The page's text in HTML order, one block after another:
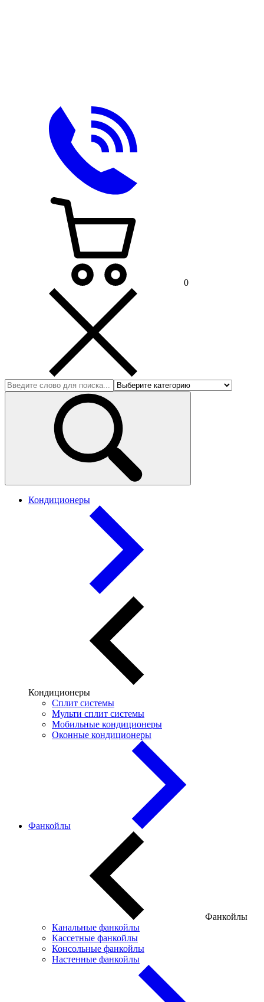
0
Кондиционеры
Кондиционеры
Сплит системы
Мульти сплит системы
Мобильные кондиционеры
Оконные кондиционеры
Фанкойлы
Фанкойлы
Канальные фанкойлы
Кассетные фанкойлы
Консольные фанкойлы
Настенные фанкойлы